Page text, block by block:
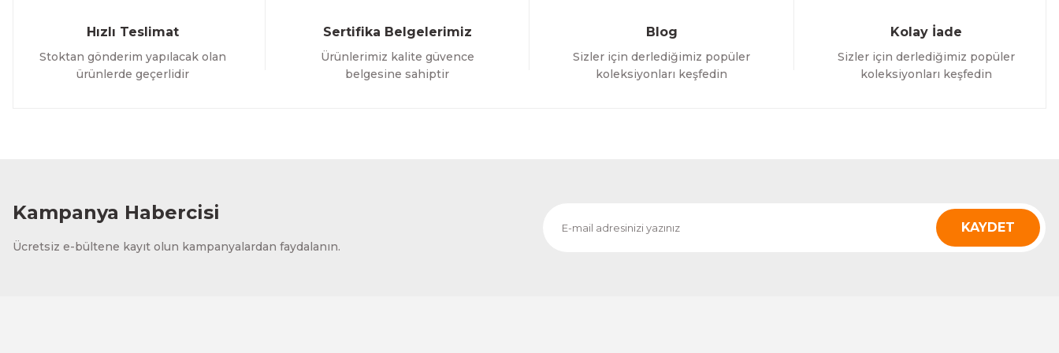
Hızlı Teslimat
Stoktan gönderim yapılacak olan
ürünlerde geçerlidir
Sertifika Belgelerimiz
Ürünlerimiz kalite güvence
belgesine sahiptir
Blog
Sizler için derlediğimiz popüler
koleksiyonları keşfedin
Kolay İade
Sizler için derlediğimiz popüler
koleksiyonları keşfedin
Kampanya Habercisi
Ücretsiz e-bültene kayıt olun kampanyalardan faydalanın.
KAYDET